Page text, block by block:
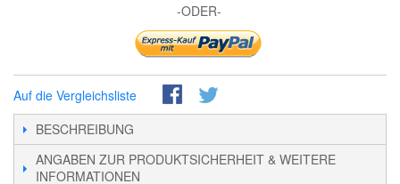
-ODER-
Auf die Vergleichsliste
BESCHREIBUNG
ANGABEN ZUR PRODUKTSICHERHEIT & WEITERE
INFORMATIONEN